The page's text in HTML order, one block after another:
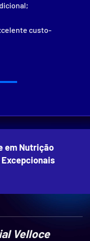
custo-
em Nutrição
Velloce